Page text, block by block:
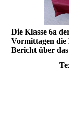
Die Klasse 6a
Vormittagen die
Bericht über